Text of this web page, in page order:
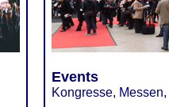
Events
Kongresse, Messen,